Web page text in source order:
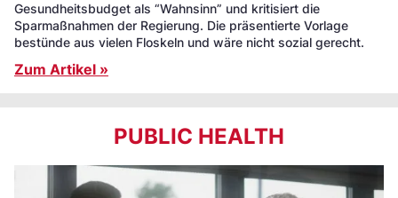
Gesundheitsbudget als “Wahnsinn” und kritisiert die
Sparmaßnahmen der Regierung. Die präsentierte Vorlage
bestünde aus vielen Floskeln und wäre nicht sozial gerecht.
Zum Artikel »
PUBLIC HEALTH